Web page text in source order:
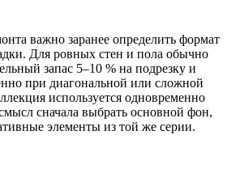
важно заранее определить формат
Для ровных стен и пола обычно
запас 5–10 % на подрезку и
при диагональной или сложной
используется одновременно
сначала выбрать основной фон,
элементы из той же серии.